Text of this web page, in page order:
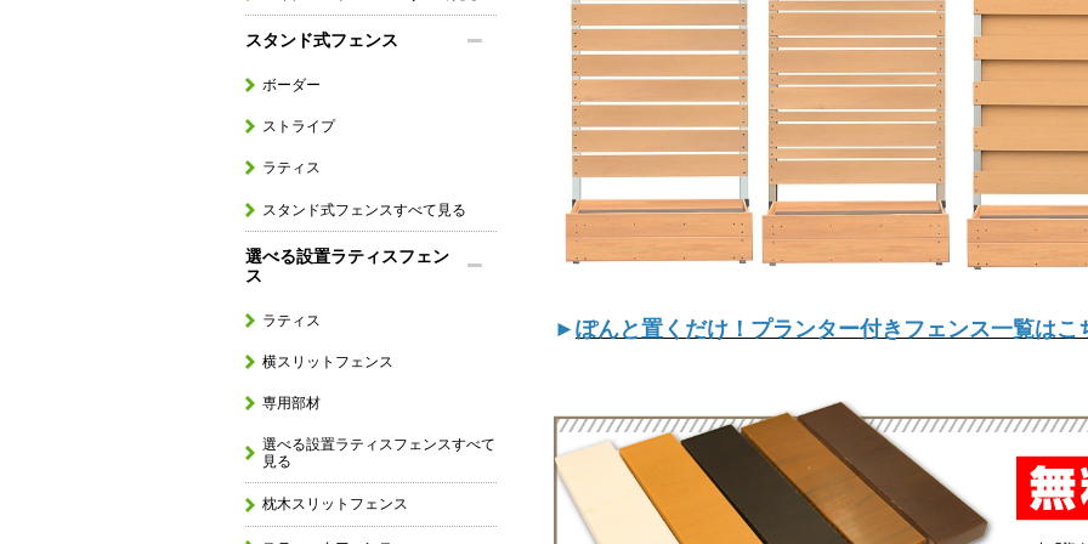
スタンド式フェンス
ボーダー
ストライプ
ラティス
スタンド式フェンスすべて見る
選べる設置ラティスフェン
ス
ラティス
横スリットフェンス
専用部材
選べる設置ラティスフェンスすべて
見る
枕木スリットフェンス
► ぽんと置くだけ！プランター付きフェンス一覧はこ